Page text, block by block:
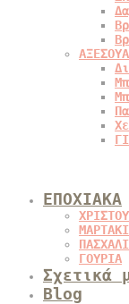
ΕΠΟΧΙΑΚΑ
ΓΟΥΡΙΑ
Σχετικά
Blog